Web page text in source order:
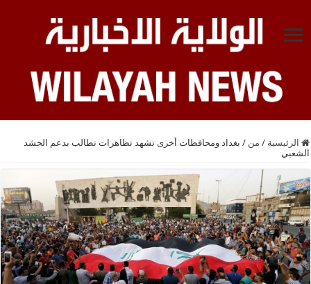
الرئيسية / من / بغداد ومحافظات أخرى تشهد تظاهرات تطالب بدعم الحشد
الشعبي